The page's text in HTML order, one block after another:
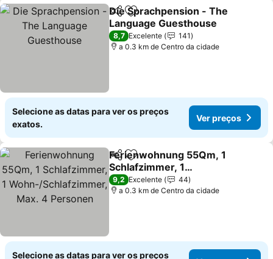
PartilharAdicionar aos favoritos
Die Sprachpension - The
Language Guesthouse
Ver preços
8,7 Excelente
141
a 0.3 km de Centro da cidade
Selecione as datas para ver os preços
exatos.
Ver preços
PartilharAdicionar aos favoritos
Ferienwohnung 55Qm, 1
Schlafzimmer, 1
Wohn-/Schlafzimmer,
Max. 4 Personen
Ver preços
9,2 Excelente
44
a 0.3 km de Centro da cidade
Selecione as datas para ver os preços